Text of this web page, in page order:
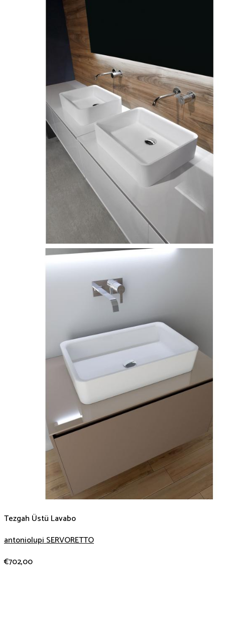
Tezgah Üstü Lavabo
antoniolupi SERVORETTO
€702,00